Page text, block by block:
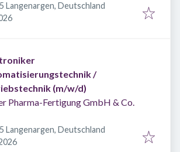
Langenargen, Deutschland
/
(m/w/d)
Pharma-Fertigung GmbH & Co.
Langenargen, Deutschland